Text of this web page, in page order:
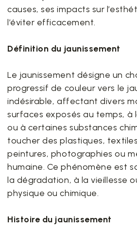
causes, ses impacts sur
l’éviter efficacement.
Définition du jaunissement
Le jaunissement désigne un
progressif de couleur vers le
indésirable, affectant divers
surfaces exposés au temps, à
ou à certaines substances
toucher des plastiques,
peintures, photographies ou
humaine. Ce phénomène est
la dégradation, à la vieillesse
physique ou chimique.
Histoire du jaunissement